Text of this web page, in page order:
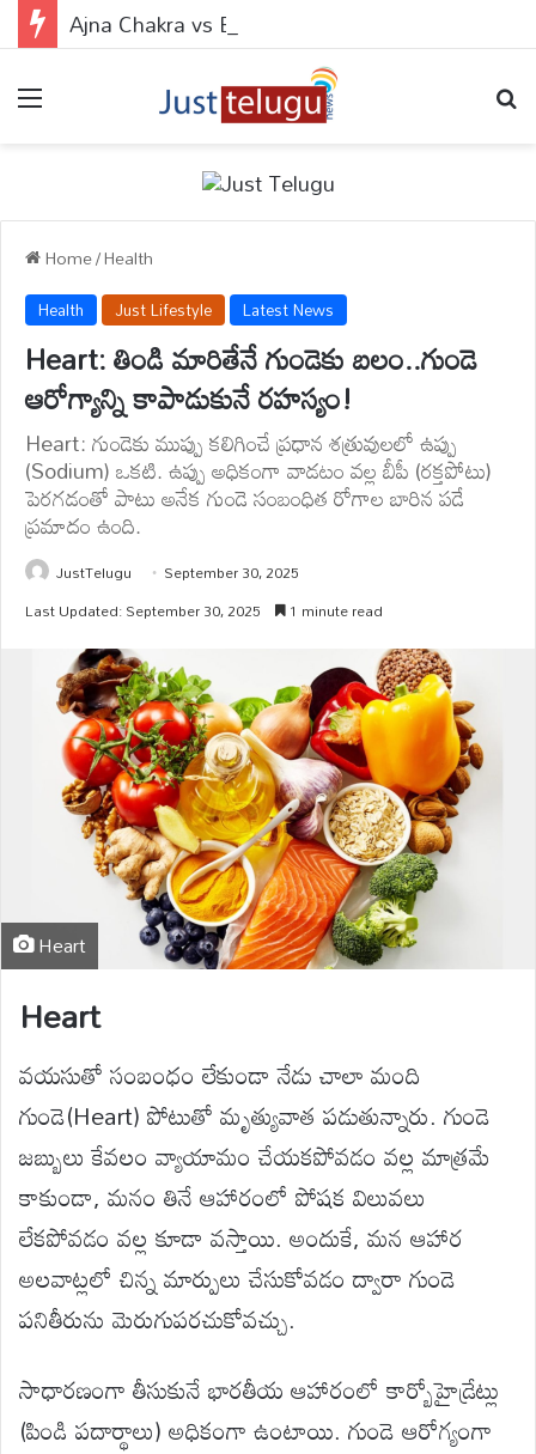
Home/Health
Health Just Lifestyle Latest News
Heart: తిండి మారితేనే గుండెకు బలం..గుండె
ఆరోగ్యాన్ని కాపాడుకునే రహస్యం!
Heart: గుండెకు ముప్పు కలిగించే ప్రధాన శత్రువులలో ఉప్పు
(Sodium) ఒకటి. ఉప్పు అధికంగా వాడటం వల్ల బీపీ (రక్తపోటు)
పెరగడంతో పాటు అనేక గుండె సంబంధిత రోగాల బారిన పడే
ప్రమాదం ఉంది.
JustTelugu
September 30, 2025
Last Updated: September 30, 2025
1 minute read
Heart
Heart
వయసుతో సంబంధం లేకుండా నేడు చాలా మంది
గుండె(Heart) పోటుతో మృత్యువాత పడుతున్నారు. గుండె
జబ్బులు కేవలం వ్యాయామం చేయకపోవడం వల్ల మాత్రమే
కాకుండా, మనం తినే ఆహారంలో పోషక విలువలు
లేకపోవడం వల్ల కూడా వస్తాయి. అందుకే, మన ఆహార
అలవాట్లలో చిన్న మార్పులు చేసుకోవడం ద్వారా గుండె
పనితీరును మెరుగుపరచుకోవచ్చు.
సాధారణంగా తీసుకునే భారతీయ ఆహారంలో కార్బోహైడ్రేట్లు
(పిండి పదార్థాలు) అధికంగా ఉంటాయి. గుండె ఆరోగ్యంగా